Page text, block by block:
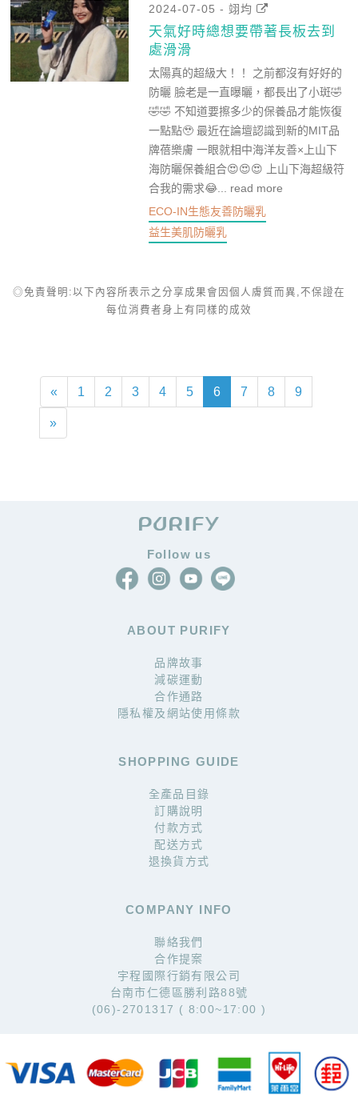
2024-07-05 - 翊均
天氣好時總想要帶著長板去到
處滑滑
太陽真的超級大！！ 之前都沒有好好的
防曬 臉老是一直曝曬，都長出了小斑🤣
🤣🤣 不知道要擦多少的保養品才能恢復
一點點🥹 最近在論壇認識到新的MIT品
牌蓓樂膚 一眼就相中海洋友善×上山下
海防曬保養組合😍😍😍 上山下海超級符
合我的需求😂... read more
ECO-IN生態友善防曬乳
益生美肌防曬乳
◎免責聲明:以下內容所表示之分享成果會因個人膚質而異,不保證在
每位消費者身上有同樣的成效
« 1 2 3 4 5 6 7 8 9
»
Follow us
ABOUT PURIFY
品牌故事
減碳運動
合作通路
隱私權及網站使用條款
SHOPPING GUIDE
全產品目錄
訂購說明
付款方式
配送方式
退換貨方式
COMPANY INFO
聯絡我們
合作提案
宇程國際行銷有限公司
台南市仁德區勝利路88號
(06)-2701317 ( 8:00~17:00 )